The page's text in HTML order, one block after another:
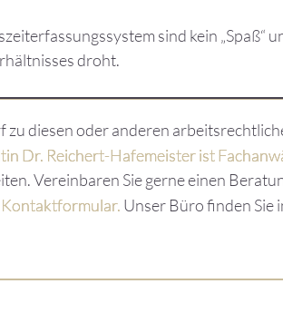
sind kein „Spaß“
droht.
zu diesen oder anderen
Dr. Reichert-Hafemeister ist
Vereinbaren Sie gerne einen
Kontaktformular. Unser Büro finden Sie